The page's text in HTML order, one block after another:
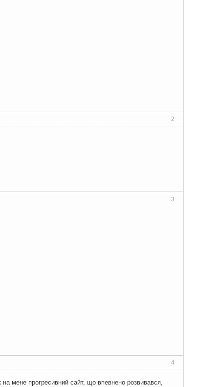
2
3
4
мене прогресивний сайт, що впевнено розвивався,